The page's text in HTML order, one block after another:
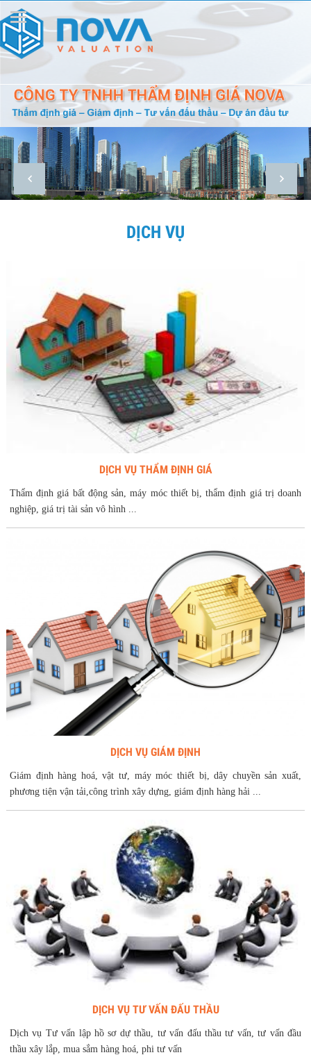
DỊCH VỤ
DỊCH VỤ THẨM ĐỊNH GIÁ
Thẩm định giá bất động sản, máy móc thiết bị, thẩm định giá trị doanh
nghiệp, giá trị tài sản vô hình ...
DỊCH VỤ GIÁM ĐỊNH
Giám định hàng hoá, vật tư, máy móc thiết bị, dây chuyền sản xuất,
phương tiện vận tải,công trình xây dựng, giám định hàng hải ...
DỊCH VỤ TƯ VẤN ĐẤU THẦU
Dịch vụ Tư vấn lập hồ sơ dự thầu, tư vấn đấu thầu tư vấn, tư vấn đầu
thầu xây lắp, mua sắm hàng hoá, phi tư vấn